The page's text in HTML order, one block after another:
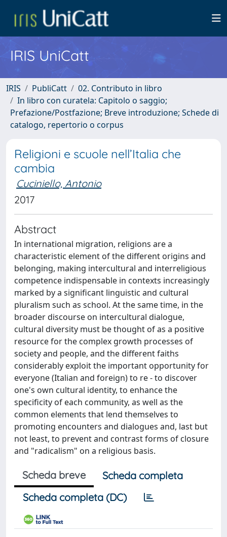
IRIS UniCatt
IRIS PubliCatt
02. Contributo in libro
In libro con curatela: Capitolo o saggio;
Prefazione/Postfazione; Breve introduzione; Schede di
catalogo, repertorio o corpus
Religioni e scuole nell’Italia che
cambia
Cuciniello, Antonio
2017
Abstract
In international migration, religions are a
characteristic element of the different origins and
belonging, making intercultural and interreligious
competence indispensable in contexts increasingly
marked by a significant linguistic and cultural
pluralism such as school. At the same time, in the
broader discourse on intercultural dialogue,
cultural diversity must be thought of as a positive
resource for the complex growth processes of
society and people, and the different faiths
considerably exploit the important opportunity for
everyone (Italian and foreign) to re - to discover
one's own cultural identity, to enhance the
specificity of each community, as well as the
common elements that lend themselves to
promoting encounters and dialogues and, last but
not least, to prevent and contrast forms of closure
and "radicalism" on a religious basis.
Scheda breve
Scheda completa
Scheda completa (DC)